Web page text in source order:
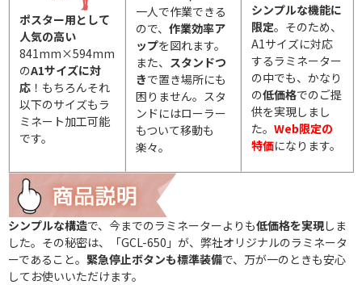
ポスター用として
人気の高い
841mm×594mm
のA1サイズに対
応 ！もちろんそれ
以下のサイズもラ
ミネート加工可能
です。
一人で作業できる
ので、 作業効率ア
ップを図れます。
また、 スタンドつ
きで置き場所にも
困りません。スタ
ンドにはローラー
もついて移動も
楽々。
シンプルな機能に
限定。そのため、
A1サイズに対応
するラミネーター
の中でも、かなり
の低価格でのご提
供を実現しまし
た。 Web限定の
特価になります。
シンプルな構造で、今までのラミネーターよりも低価格を実現しま
した。その秘密は、「GCL-650」が、弊社オリジナルのラミネータ
ーであること。 緊急停止ボタンも標準装備で、万が一のときも安心
してお使いいただけます。